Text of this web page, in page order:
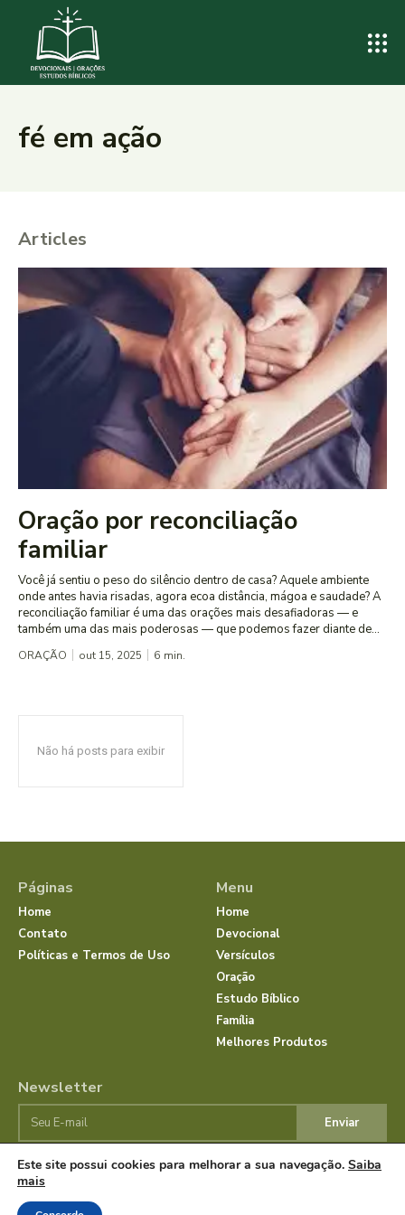
fé em ação
Articles
Oração por reconciliação
familiar
Você já sentiu o peso do silêncio dentro de casa? Aquele ambiente
onde antes havia risadas, agora ecoa distância, mágoa e saudade? A
reconciliação familiar é uma das orações mais desafiadoras — e
também uma das mais poderosas — que podemos fazer diante de...
ORAÇÃO out 15, 2025 6 min.
Não há posts para exibir
Páginas
Home
Contato
Políticas e Termos de Uso
Menu
Home
Devocional
Versículos
Oração
Estudo Bíblico
Família
Melhores Produtos
Newsletter
Enviar
© Dias com Jesus 2025 | Todos os direitos reservados.
Este site possui cookies para melhorar a sua navegação. Saiba
mais